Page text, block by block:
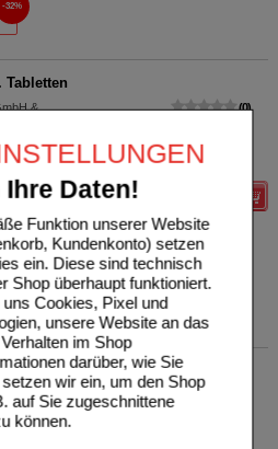
Daten!
Funktion unserer Website
Kundenkonto) setzen
ein. Diese sind technisch
Shop überhaupt funktioniert.
Cookies, Pixel und
unsere Website an das
im Shop
darüber, wie Sie
wir ein, um den Shop
auf Sie zugeschnittene
können.
32%
Tabletten
&
0
Unser Preis *
Sie sparen 13,29 €
Details
70%
60 St
73%
I.E./80 µg Kapseln
**
Unser Preis